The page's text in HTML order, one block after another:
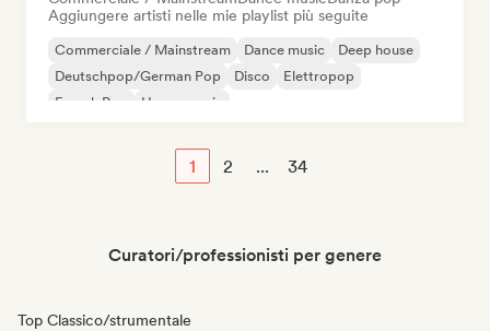
Aggiungere artisti nelle mie playlist più seguite
Commerciale / Mainstream Dance music
Deep house
Deutschpop/German Pop
Disco
Elettropop
French Pop
House music
1 2 ... 34
Curatori/professionisti per genere
Top Classico/strumentale